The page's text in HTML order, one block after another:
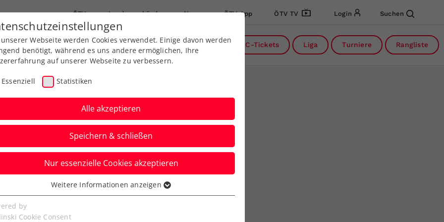
ÖTV Landesverbände News ÖTV App ÖTV TV Login Suchen
Ausbildungen Services Über uns DC-Tickets Liga Turniere Rangliste
vor
mehrere junge
Webseite werden Cookies verwendet. Einige davon werden
benötigt, während es uns andere ermöglichen, Ihre
auf unserer Webseite zu verbessern.
Essenziell Statistiken
Alle akzeptieren
Speichern & schließen
Nur essenzielle Cookies akzeptieren
Cookies werden für grundlegende Funktionen der
benötigt. Dadurch ist gewährleistet, dass die Webseite
Weitere Informationen anzeigen
by
Cookie Consent